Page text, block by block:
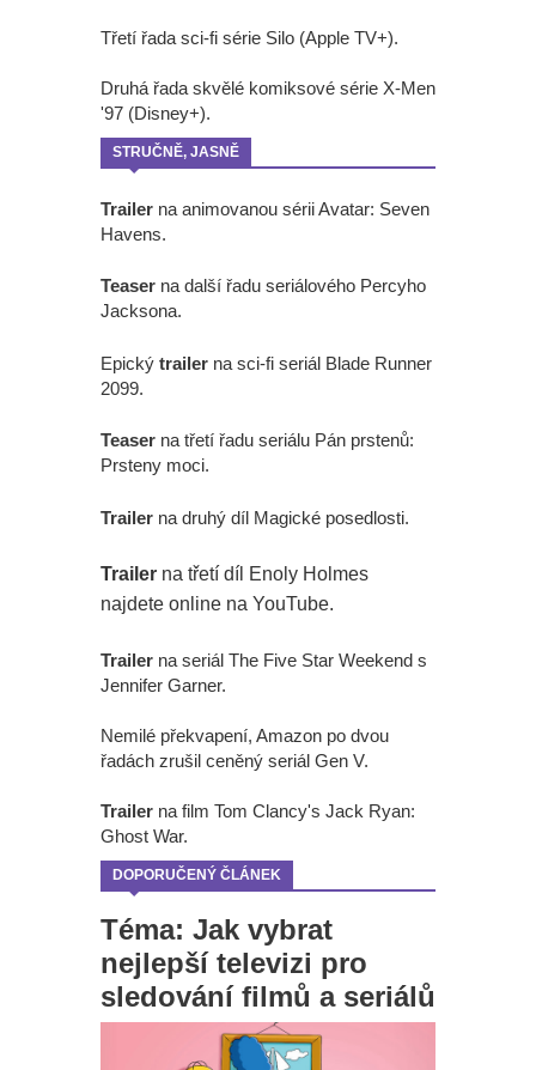
Třetí řada sci-fi série Silo (Apple TV+).
Druhá řada skvělé komiksové série X-Men
'97 (Disney+).
STRUČNĚ, JASNĚ
Trailer na animovanou sérii Avatar: Seven
Havens.
Teaser na další řadu seriálového Percyho
Jacksona.
Epický trailer na sci-fi seriál Blade Runner
2099.
Teaser na třetí řadu seriálu Pán prstenů:
Prsteny moci.
Trailer na druhý díl Magické posedlosti.
Trailer na třetí díl Enoly Holmes
najdete online na YouTube.
Trailer na seriál The Five Star Weekend s
Jennifer Garner.
Nemilé překvapení, Amazon po dvou
řadách zrušil ceněný seriál Gen V.
Trailer na film Tom Clancy's Jack Ryan:
Ghost War.
DOPORUČENÝ ČLÁNEK
Téma: Jak vybrat
nejlepší televizi pro
sledování filmů a seriálů